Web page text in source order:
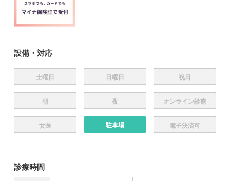
設備・対応
土曜日 日曜日 祝日
朝 夜 オンライン診療
女医 駐車場 電子決済可
診療時間